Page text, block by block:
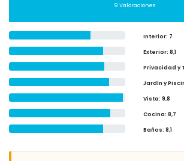
9 Valoraciones
Interior: 7
Exterior: 8,1
Privacidad y
Jardín y
Vista: 9,8
Cocina: 8,7
Baños: 8,1